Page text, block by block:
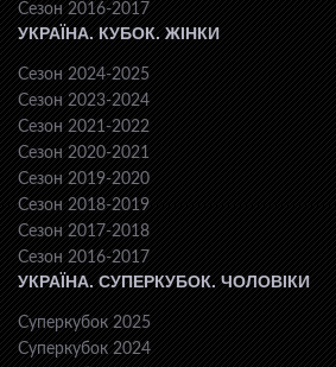
Сезон 2016-2017
УКРАЇНА. КУБОК. ЖІНКИ
Сезон 2024-2025
Сезон 2023-2024
Сезон 2021-2022
Сезон 2020-2021
Сезон 2019-2020
Сезон 2018-2019
Сезон 2017-2018
Сезон 2016-2017
УКРАЇНА. СУПЕРКУБОК. ЧОЛОВІКИ
Суперкубок 2025
Суперкубок 2024